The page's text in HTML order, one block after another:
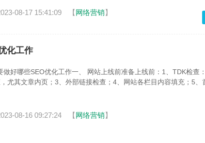
08-17 15:41:09 【网络营销】
化工作
做好哪些SEO优化工作一、 网站上线前准备上线前：1、TDK检查
尤其文章内页；3、外部链接检查；4、网站各栏目内容填充；5、
08-16 09:27:24 【网络营销】